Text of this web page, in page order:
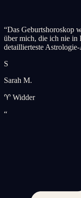
“Das Geburtshoroskop
über mich, die ich nie in
detaillierteste
S
Sarah M.
♈ Widder
“